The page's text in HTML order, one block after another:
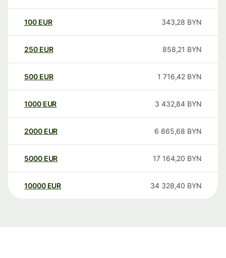
100 EUR 343,28 BYN
250 EUR 858,21 BYN
500 EUR 1 716,42 BYN
1000 EUR 3 432,84 BYN
2000 EUR 6 865,68 BYN
5000 EUR 17 164,20 BYN
10000 EUR 34 328,40 BYN